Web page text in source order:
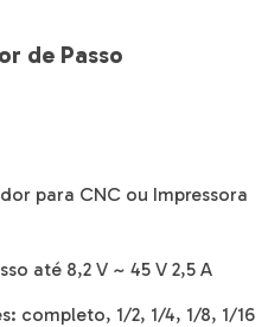
de Passo
para CNC ou Impressora
até 8,2 V ~ 45 V 2,5 A
completo, 1/2, 1/4, 1/8, 1/16